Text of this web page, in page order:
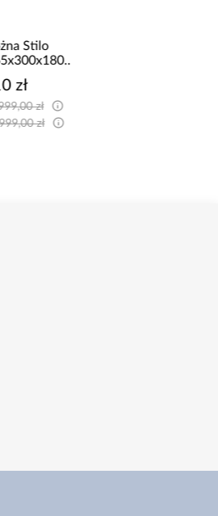
Stilo
zł
zł